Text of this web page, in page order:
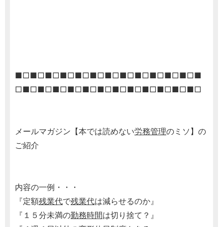
■□■□■□■□■□■□■□■□■□■□■□■□■
□■□■□■□■□■□■□■□■□■□■□■□■□
メールマガジン【本では読めない労務管理のミソ】の
ご紹介
内容の一例・・・
『定額残業代で残業代は減らせるのか』
『１５分未満の勤務時間は切り捨て？』